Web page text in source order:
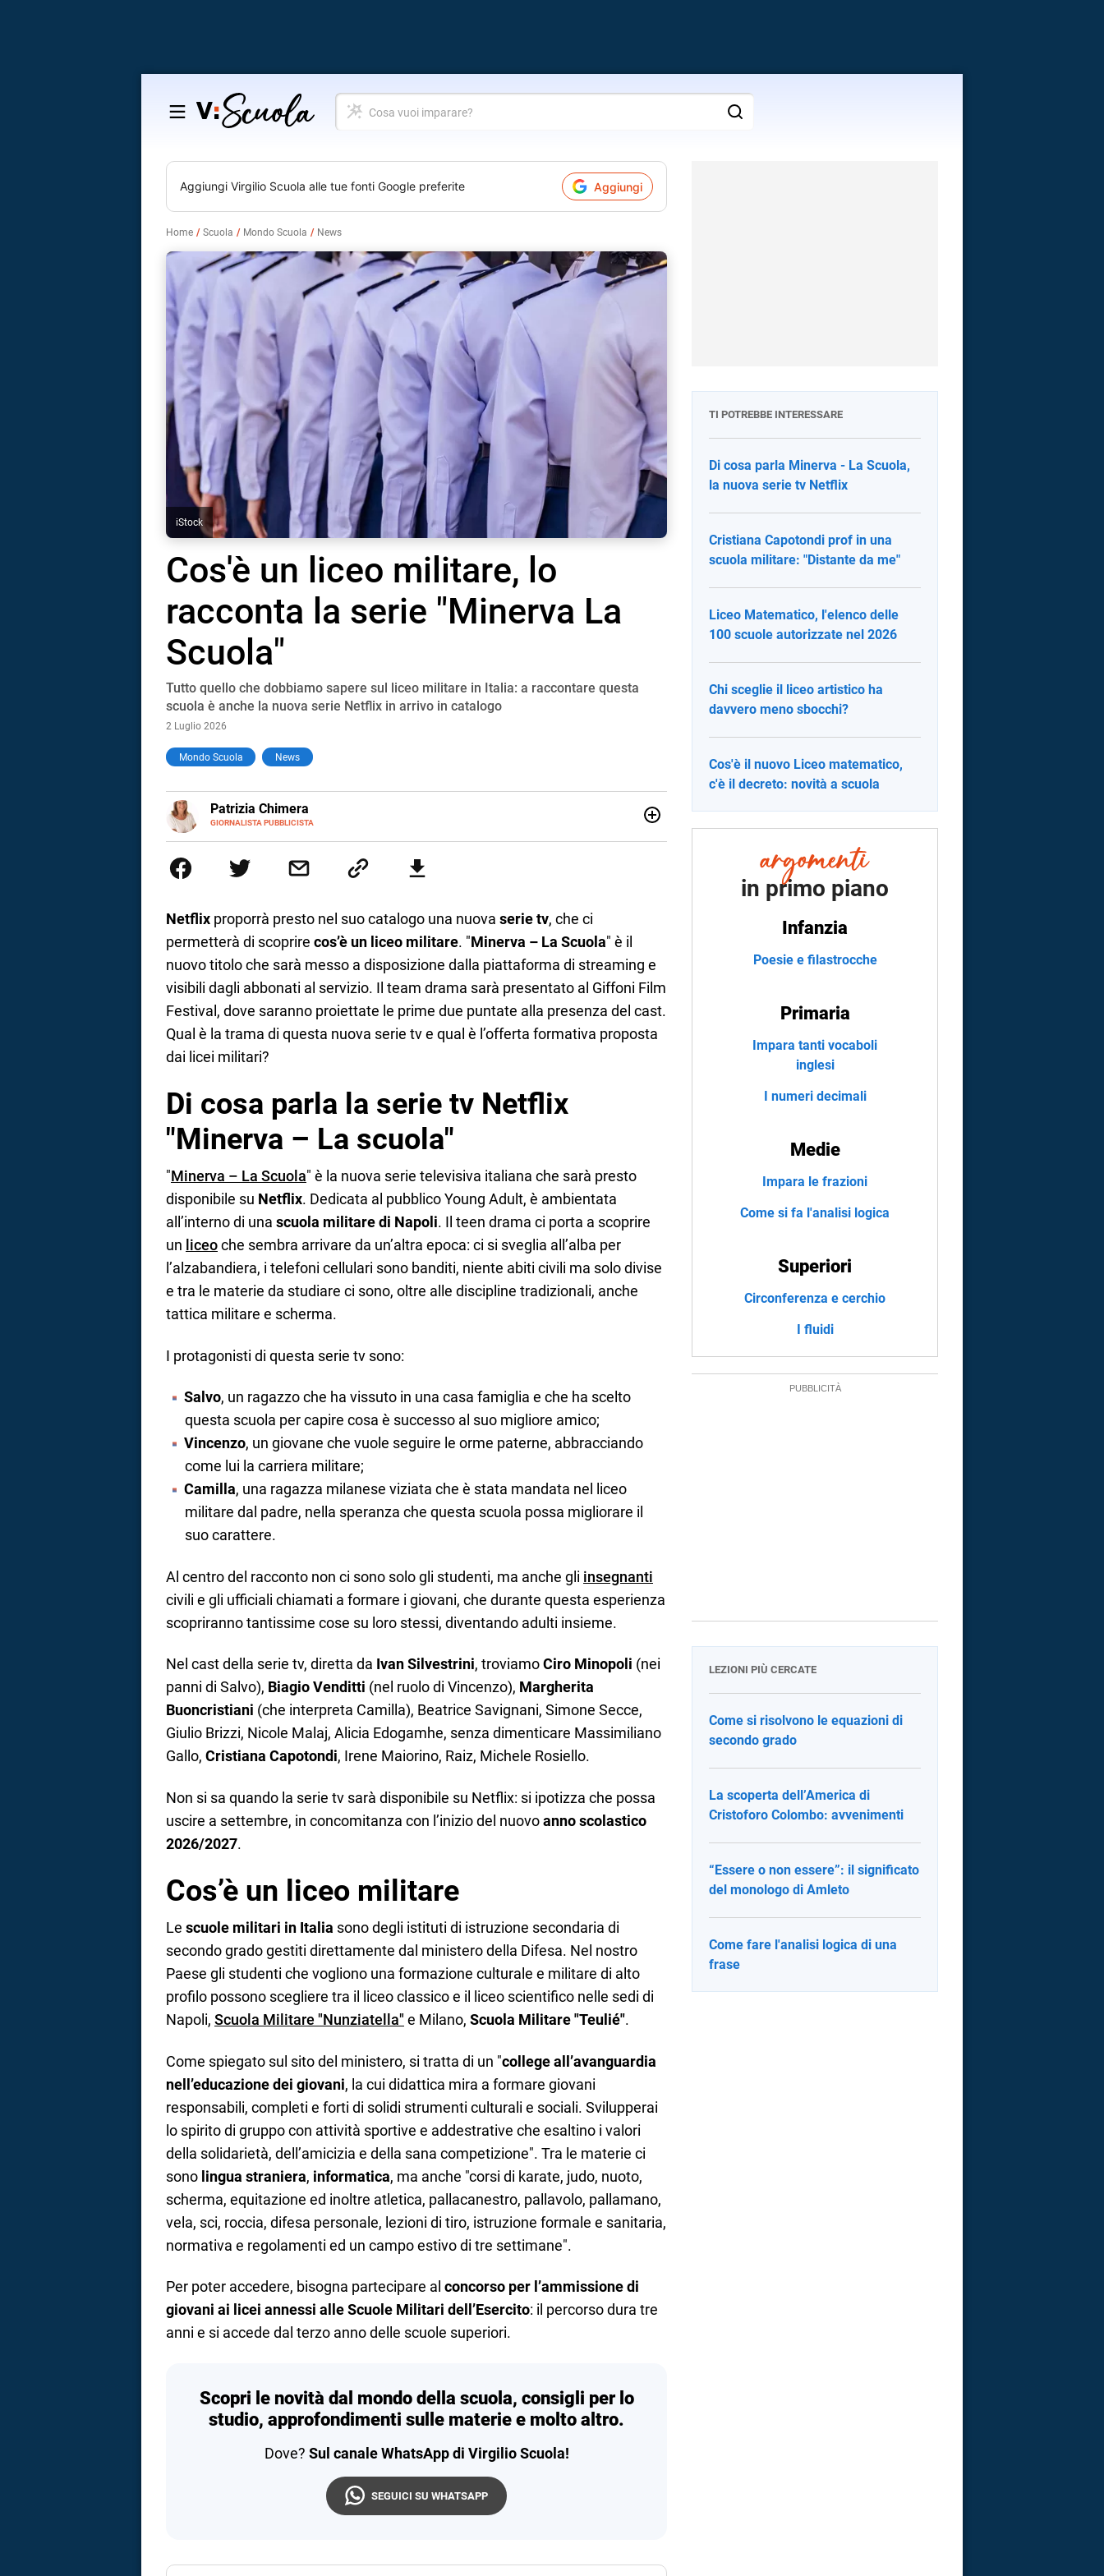
Salta
contenuto
Cosa
vuoi
Aggiungi Virgilio Scuola alle tue fonti Google preferite Aggiungi
Home Scuola Mondo Scuola News
iStock
Cos'è un liceo militare, lo
racconta la serie "Minerva La
Scuola"
Tutto quello che dobbiamo sapere sul liceo militare in Italia: a raccontare questa
scuola è anche la nuova serie Netflix in arrivo in catalogo
2 Luglio 2026
Mondo Scuola News
Patrizia Chimera
GIORNALISTA PUBBLICISTA
E-
MAIL
LINKEDIN
comunicazione specializzandosi nella scrittura di articoli sul mondo scolastico.
Netflix proporrà presto nel suo catalogo una nuova serie tv, che ci
permetterà di scoprire cos’è un liceo militare. "Minerva – La Scuola" è il
nuovo titolo che sarà messo a disposizione dalla piattaforma di streaming e
visibili dagli abbonati al servizio. Il team drama sarà presentato al Giffoni Film
Festival, dove saranno proiettate le prime due puntate alla presenza del cast.
Qual è la trama di questa nuova serie tv e qual è l’offerta formativa proposta
dai licei militari?
Di cosa parla la serie tv Netflix
"Minerva – La scuola"
"Minerva – La Scuola" è la nuova serie televisiva italiana che sarà presto
disponibile su Netflix. Dedicata al pubblico Young Adult, è ambientata
all’interno di una scuola militare di Napoli. Il teen drama ci porta a scoprire
un liceoche sembra arrivare da un’altra epoca: ci si sveglia all’alba per
l’alzabandiera, i telefoni cellulari sono banditi, niente abiti civili ma solo divise
e tra le materie da studiare ci sono, oltre alle discipline tradizionali, anche
tattica militare e scherma.
I protagonisti di questa serie tv sono:
Salvo, un ragazzo che ha vissuto in una casa famiglia e che ha scelto
questa scuola per capire cosa è successo al suo migliore amico;
Vincenzo, un giovane che vuole seguire le orme paterne, abbracciando
come lui la carriera militare;
Camilla, una ragazza milanese viziata che è stata mandata nel liceo
militare dal padre, nella speranza che questa scuola possa migliorare il
suo carattere.
Al centro del racconto non ci sono solo gli studenti, ma anche gli insegnanti
civili e gli ufficiali chiamati a formare i giovani, che durante questa esperienza
scopriranno tantissime cose su loro stessi, diventando adulti insieme.
Nel cast della serie tv, diretta da Ivan Silvestrini, troviamoCiro Minopoli (nei
panni di Salvo), Biagio Venditti (nel ruolo di Vincenzo), Margherita
Buoncristiani (che interpreta Camilla), Beatrice Savignani, Simone Secce,
Giulio Brizzi, Nicole Malaj, Alicia Edogamhe, senza dimenticare Massimiliano
Gallo, Cristiana Capotondi, Irene Maiorino, Raiz, Michele Rosiello.
Non si sa quando la serie tv sarà disponibile su Netflix: si ipotizza che possa
uscire a settembre, in concomitanza con l’inizio del nuovoanno scolastico
2026/2027.
Cos’è un liceo militare
Le scuole militari in Italia sono degli istituti di istruzione secondaria di
secondo grado gestiti direttamente dal ministero della Difesa. Nel nostro
Paese gli studenti che vogliono una formazione culturale e militare di alto
profilo possono scegliere tra il liceo classico e il liceo scientifico nelle sedi di
Napoli, Scuola Militare "Nunziatella"​ e Milano, Scuola Militare "Teulié​"​.
Come spiegato sul sito del ministero, si tratta di un "college all’avanguardia
nell’educazione dei giovani, la cui didattica mira a formare giovani
responsabili, completi e forti di solidi strumenti culturali e sociali. Svilupperai
lo spirito di gruppo con attività sportive e addestrative che esaltino i valori
della solidarietà, dell’amicizia e della sana competizione". Tra le materie ci
sono lingua straniera, informatica, ma anche "corsi di karate, judo, nuoto,
scherma, equitazione ed inoltre atletica, pallacanestro, pallavolo, pallamano,
vela, sci, roccia, difesa personale, lezioni di tiro, istruzione formale e sanitaria,
normativa e regolamenti ed un campo estivo di tre settimane".
Per poter accedere, bisogna partecipare al concorso per l’ammissione di
giovani ai licei annessi alle Scuole Militari dell’Esercito: il percorso dura tre
anni e si accede dal terzo anno delle scuole superiori.
Scopri le novità dal mondo della scuola, consigli per lo
studio, approfondimenti sulle materie e molto altro.
Dove? Sul canale WhatsApp di Virgilio Scuola!
SEGUICI SU WHATSAPP
TI POTREBBE INTERESSARE
Di cosa parla Minerva - La Scuola,
la nuova serie tv Netflix
Cristiana Capotondi prof in una
scuola militare: "Distante da me"
Liceo Matematico, l'elenco delle
100 scuole autorizzate nel 2026
Chi sceglie il liceo artistico ha
davvero meno sbocchi?
Cos'è il nuovo Liceo matematico,
c'è il decreto: novità a scuola
in primo piano
Infanzia
Poesie e filastrocche
Primaria
Impara tanti vocaboli
inglesi
I numeri decimali
Medie
Impara le frazioni
Come si fa l'analisi logica
Superiori
Circonferenza e cerchio
I fluidi
LEZIONI PIÙ CERCATE
Come si risolvono le equazioni di
secondo grado
La scoperta dell’America di
Cristoforo Colombo: avvenimenti
“Essere o non essere”: il significato
del monologo di Amleto
Come fare l'analisi logica di una
frase